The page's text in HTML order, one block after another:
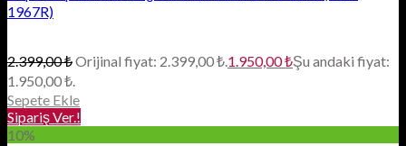
1967R)
2.399,00₺Orijinal fiyat: 2.399,00 ₺. 1.950,00₺Şu andaki fiyat:
1.950,00 ₺.
Sepete Ekle
Sipariş Ver.!
10%